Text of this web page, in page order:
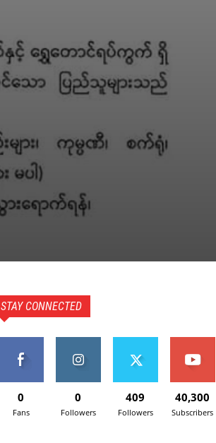
STAY CONNECTED
0
Fans
0
Followers
409
Followers
40,300
Subscribers